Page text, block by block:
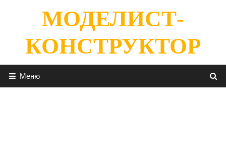
содержимомуМОДЕЛИСТ-
КОНСТРУКТОР
Меню